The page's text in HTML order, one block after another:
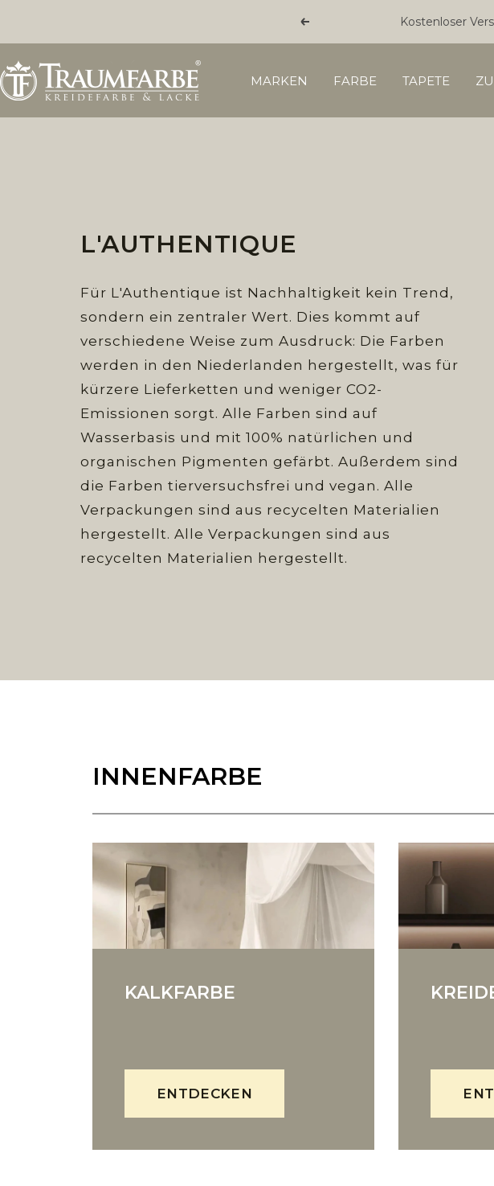
Zurück Kostenloser
MARKEN FARBE TAPETE
Traumfarbe.com
L'AUTHENTIQUE
Für L'Authentique ist Nachhaltigkeit kein Trend,
sondern ein zentraler Wert. Dies kommt auf
verschiedene Weise zum Ausdruck: Die Farben
werden in den Niederlanden hergestellt, was für
kürzere Lieferketten und weniger CO2-
Emissionen sorgt. Alle Farben sind auf
Wasserbasis und mit 100% natürlichen und
organischen Pigmenten gefärbt. Außerdem sind
die Farben tierversuchsfrei und vegan. Alle
Verpackungen sind aus recycelten Materialien
hergestellt. Alle Verpackungen sind aus
recycelten Materialien hergestellt.
INNENFARBE
KALKFARBE
ENTDECKEN